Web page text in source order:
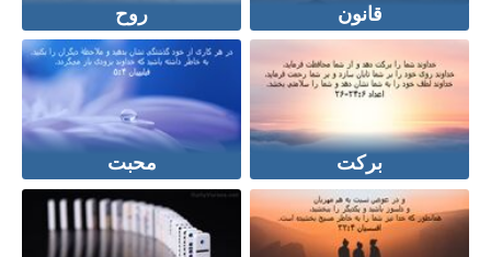
قانون روح
برکت محبت